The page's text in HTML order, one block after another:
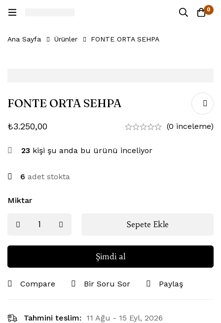
0
Ana Sayfa Ürünler FONTE ORTA SEHPA
FONTE ORTA SEHPA
₺3.250,00 (0 inceleme)
23 kişi şu anda bu ürünü inceliyor
6 adet stokta
Miktar
Sepete Ekle
Şimdi al
Compare Bir Soru Sor Paylaş
Tahmini teslim: 11 Ağu - 15 Eyl, 2026